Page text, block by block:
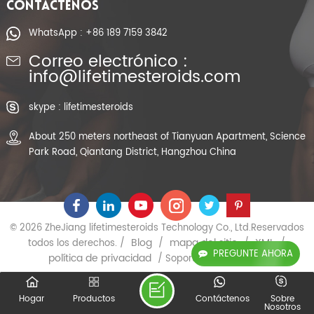
PREGUNTE AHORA
CONTÁCTENOS
WhatsApp : +86 189 7159 3842
Correo electrónico :
info@lifetimesteroids.com
skype : lifetimesteroids
About 250 meters northeast of Tianyuan Apartment, Science
Park Road, Qiantang District, Hangzhou China
© 2026 ZheJiang lifetimesteroids Technology Co., Ltd.Reservados
todos los derechos. / Blog / mapa del sitio / XML /
política de privacidad / Soporta red IPv6
Hogar Productos Sobre
Nosotros
Contáctenos